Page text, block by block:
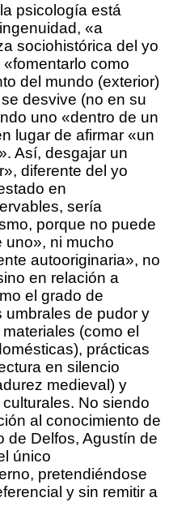
psicología está
«a
sociohistórica del yo
como
del mundo (exterior)
desvive (no en su
uno «dentro de un
lugar de afirmar «un
Así, desgajar un
diferente del yo
en
sería
porque no puede
uno», ni mucho
autooriginaria», no
en relación a
el grado de
umbrales de pudor y
(como el
prácticas
en silencio
medieval) y
No siendo
al conocimiento de
de Delfos, Agustín de
único
pretendiéndose
y sin remitir a